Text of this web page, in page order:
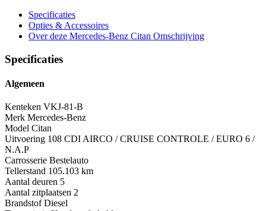
Specificaties
Opties & Accessoires
Over deze Mercedes-Benz Citan Omschrijving
Specificaties
Algemeen
Kenteken VKJ-81-B
Merk Mercedes-Benz
Model Citan
Uitvoering 108 CDI AIRCO / CRUISE CONTROLE / EURO 6 /
N.A.P
Carrosserie Bestelauto
Tellerstand 105.103 km
Aantal deuren 5
Aantal zitplaatsen 2
Brandstof Diesel